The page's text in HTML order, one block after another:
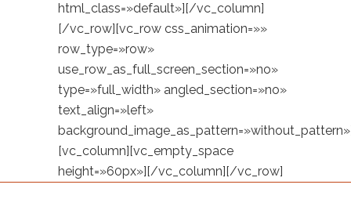
html_class=»default»][/vc_column]
[/vc_row][vc_row css_animation=»»
row_type=»row»
use_row_as_full_screen_section=»no»
type=»full_width» angled_section=»no»
text_align=»left»
[vc_column][vc_empty_space
height=»60px»][/vc_column][/vc_row]